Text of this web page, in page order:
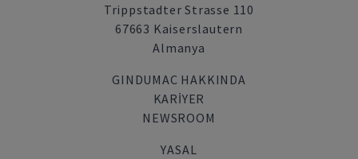
Trippstadter Strasse 110
67663 Kaiserslautern
Almanya
GINDUMAC HAKKINDA
KARIYER
NEWSROOM
YASAL